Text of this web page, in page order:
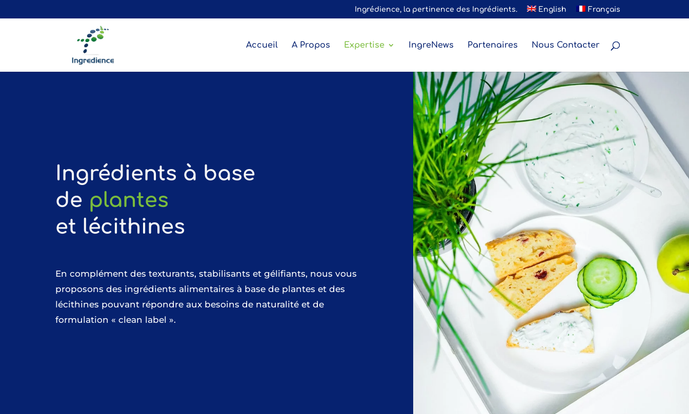
Ingrédience, la pertinence des Ingrédients. English Français
Accueil A Propos Expertise IngreNews Partenaires Nous Contacter
Ingrédients à base
de plantes
et lécithines
En complément des texturants, stabilisants et gélifiants, nous vous
proposons des ingrédients alimentaires à base de plantes et des
lécithines pouvant répondre aux besoins de naturalité et de
formulation « clean label ».